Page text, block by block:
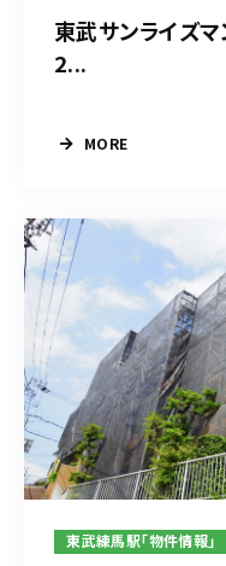
東武サンライズ
2...
MORE
東武練馬駅「物件情報」